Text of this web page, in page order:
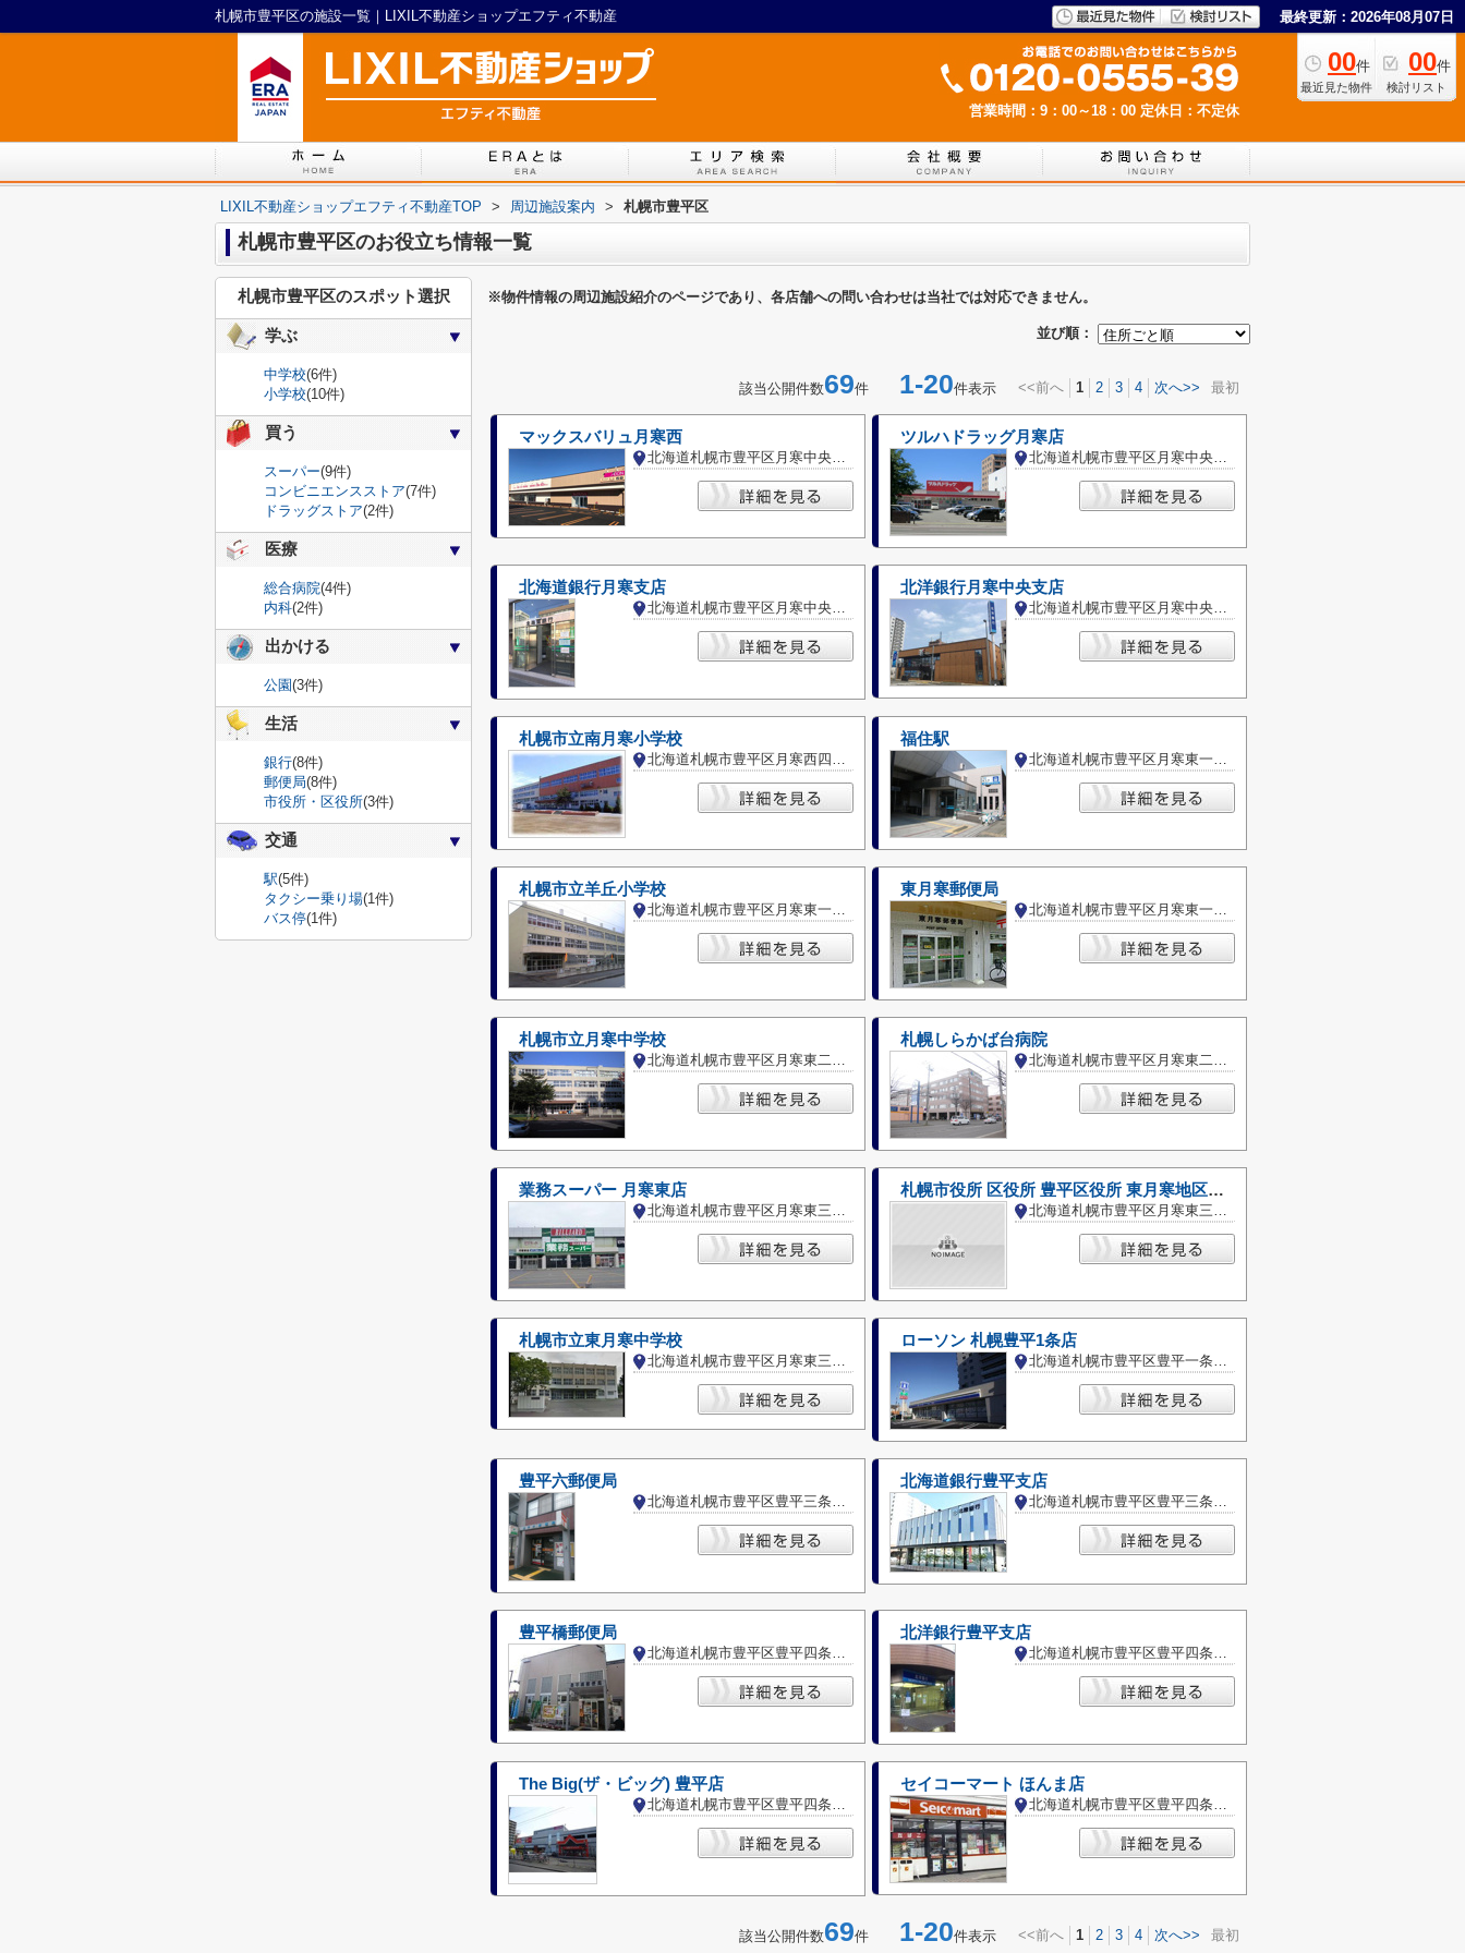
札幌市豊平区の施設一覧｜LIXIL不動産ショップエフティ不動産 最終更新：2026年08月07日
00件
最近見た物件
00件
検討リスト
営業時間：9：00～18：00 定休日：不定休
LIXIL不動産ショップエフティ不動産TOP > 周辺施設案内 > 札幌市豊平区
札幌市豊平区のお役立ち情報一覧
※物件情報の周辺施設紹介のページであり、各店舗への問い合わせは当社では対応できません。
並び順：
該当公開件数69件 1-20件表示 <<前へ 1 2 3 4 次へ>> 最初
マックスバリュ月寒西
北海道札幌市豊平区月寒中央通２丁目
ツルハドラッグ月寒店
北海道札幌市豊平区月寒中央通５丁目
北海道銀行月寒支店
北海道札幌市豊平区月寒中央通７丁目
北洋銀行月寒中央支店
北海道札幌市豊平区月寒中央通９丁目
札幌市立南月寒小学校
北海道札幌市豊平区月寒西四条８丁目
福住駅
北海道札幌市豊平区月寒東一条１３丁目
札幌市立羊丘小学校
北海道札幌市豊平区月寒東一条１６丁目
東月寒郵便局
北海道札幌市豊平区月寒東一条１８丁目
札幌市立月寒中学校
北海道札幌市豊平区月寒東二条２丁目
札幌しらかば台病院
北海道札幌市豊平区月寒東二条１８丁目
業務スーパー 月寒東店
北海道札幌市豊平区月寒東三条１７丁目
札幌市役所 区役所 豊平区役所 東月寒地区センター
北海道札幌市豊平区月寒東三条１８丁目
札幌市立東月寒中学校
北海道札幌市豊平区月寒東三条１８丁目
ローソン 札幌豊平1条店
北海道札幌市豊平区豊平一条８丁目
豊平六郵便局
北海道札幌市豊平区豊平三条７丁目
北海道銀行豊平支店
北海道札幌市豊平区豊平三条７丁目
豊平橋郵便局
北海道札幌市豊平区豊平四条２丁目
北洋銀行豊平支店
北海道札幌市豊平区豊平四条６丁目
The Big(ザ・ビッグ) 豊平店
北海道札幌市豊平区豊平四条９丁目
セイコーマート ほんま店
北海道札幌市豊平区豊平四条１３丁目
該当公開件数69件 1-20件表示 <<前へ 1 2 3 4 次へ>> 最初
札幌市豊平区のスポット選択
学ぶ
中学校(6件)
小学校(10件)
買う
スーパー(9件)
コンビニエンスストア(7件)
ドラッグストア(2件)
医療
総合病院(4件)
内科(2件)
出かける
公園(3件)
生活
銀行(8件)
郵便局(8件)
市役所・区役所(3件)
交通
駅(5件)
タクシー乗り場(1件)
バス停(1件)